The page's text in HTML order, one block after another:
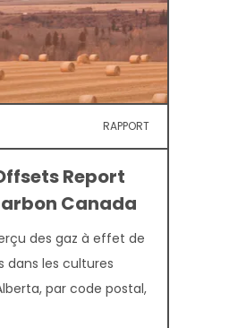
RAPPORT
Report
Canada
des gaz à effet de
dans les cultures
par code postal,